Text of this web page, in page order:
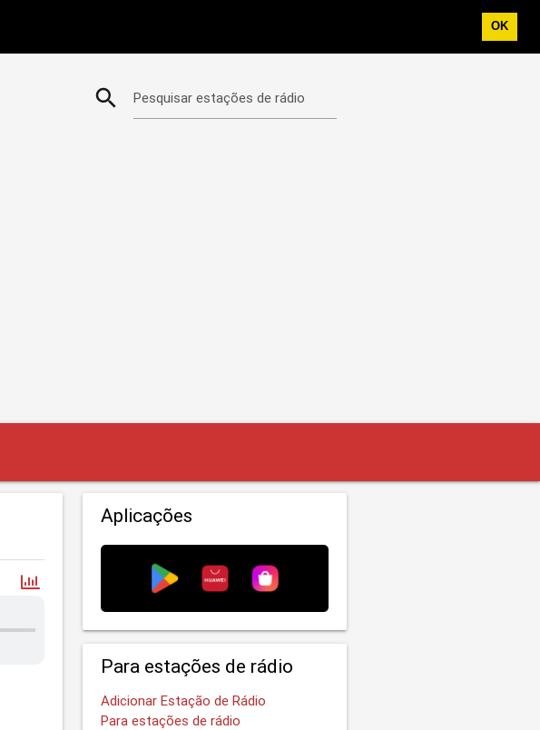
OK
search Pesquisar estações de rádio
Aplicações
Para estações de rádio
Adicionar Estação de Rádio
Para estações de rádio